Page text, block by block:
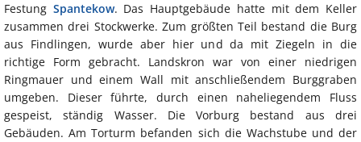
Festung Spantekow. Das Hauptgebäude hatte mit dem Keller
zusammen drei Stockwerke. Zum größten Teil bestand die Burg
aus Findlingen, wurde aber hier und da mit Ziegeln in die
richtige Form gebracht. Landskron war von einer niedrigen
Ringmauer und einem Wall mit anschließendem Burggraben
umgeben. Dieser führte, durch einen naheliegendem Fluss
gespeist, ständig Wasser. Die Vorburg bestand aus drei
Gebäuden. Am Torturm befanden sich die Wachstube und der